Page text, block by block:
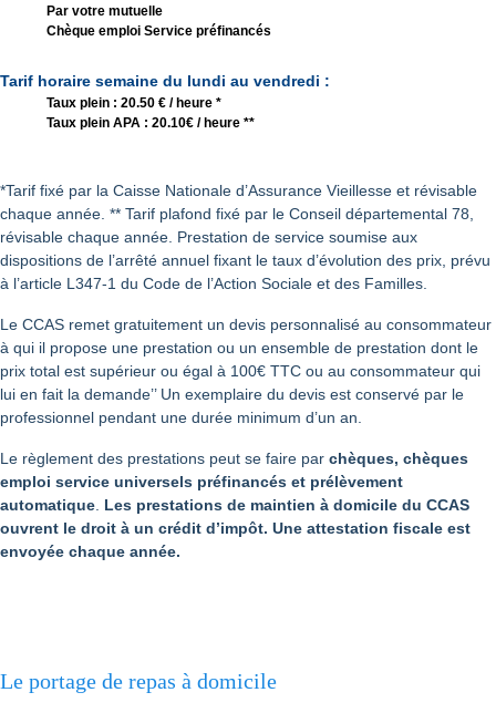
Par votre mutuelle
Chèque emploi Service préfinancés
Tarif horaire semaine du lundi au vendredi :
Taux plein : 20.50 € / heure *
Taux plein APA : 20.10€ / heure **
*Tarif fixé par la Caisse Nationale d’Assurance Vieillesse et révisable
chaque année. ** Tarif plafond fixé par le Conseil départemental 78,
révisable chaque année. Prestation de service soumise aux
dispositions de l’arrêté annuel fixant le taux d’évolution des prix, prévu
à l’article L347-1 du Code de l’Action Sociale et des Familles.
Le CCAS remet gratuitement un devis personnalisé au consommateur
à qui il propose une prestation ou un ensemble de prestation dont le
prix total est supérieur ou égal à 100€ TTC ou au consommateur qui
lui en fait la demande’’ Un exemplaire du devis est conservé par le
professionnel pendant une durée minimum d’un an.
Le règlement des prestations peut se faire par chèques, chèques
emploi service universels préfinancés et prélèvement
automatique Les prestations de maintien à domicile du CCAS
ouvrent le droit à un crédit d’impôt. Une attestation fiscale est
envoyée chaque année.
Le portage de repas à domicile